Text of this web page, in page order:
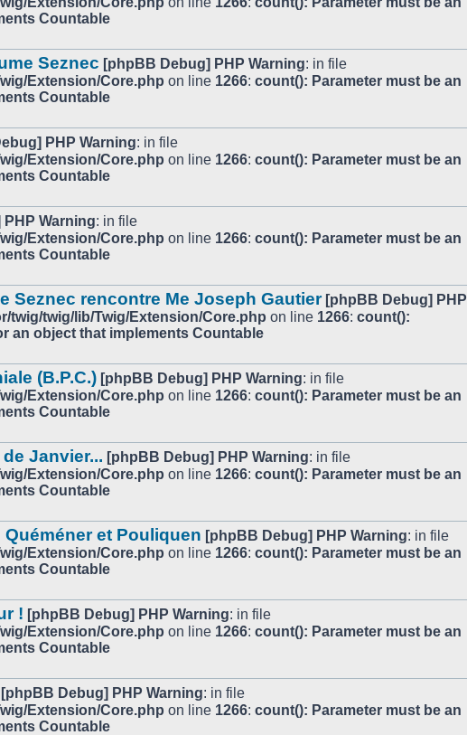
Countable
Seznec [phpBB Debug] PHP Warning: in file
Extension/Core.php on line 1266: count(): Parameter must be an
Countable
PHP Warning: in file
Extension/Core.php on line 1266: count(): Parameter must be an
Countable
Warning: in file
Extension/Core.php on line 1266: count(): Parameter must be an
Countable
Seznec rencontre Me Joseph Gautier [phpBB Debug] PHP
twig/twig/lib/Twig/Extension/Core.php on line 1266: count():
an object that implements Countable
(B.P.C.) [phpBB Debug] PHP Warning: in file
Extension/Core.php on line 1266: count(): Parameter must be an
Countable
Janvier... [phpBB Debug] PHP Warning: in file
Extension/Core.php on line 1266: count(): Parameter must be an
Countable
et Pouliquen [phpBB Debug] PHP Warning: in file
Extension/Core.php on line 1266: count(): Parameter must be an
Countable
! [phpBB Debug] PHP Warning: in file
Extension/Core.php on line 1266: count(): Parameter must be an
Countable
[phpBB Debug] PHP Warning: in file
Extension/Core.php on line 1266: count(): Parameter must be an
Countable